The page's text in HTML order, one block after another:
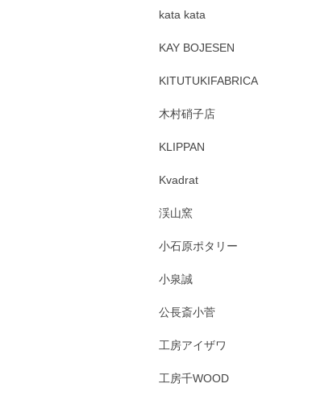
kata kata
KAY BOJESEN
KITUTUKIFABRICA
木村硝子店
KLIPPAN
Kvadrat
渓山窯
小石原ポタリー
小泉誠
公長斎小菅
工房アイザワ
工房千WOOD